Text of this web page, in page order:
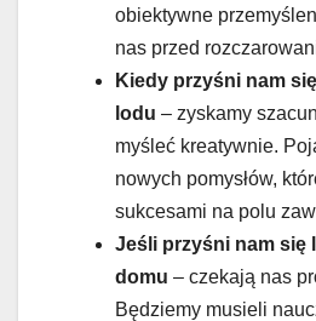
obiektywne
nas przed
Kiedy przyśni nam
lodu – zyskamy
myśleć kreatywnie.
nowych pomysłów,
sukcesami na polu
Jeśli przyśni nam się
domu – czekają nas
Będziemy musieli